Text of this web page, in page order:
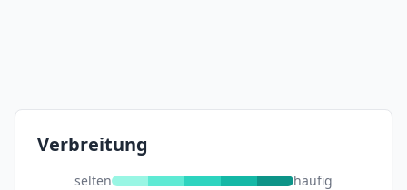
Verbreitung
selten häufig